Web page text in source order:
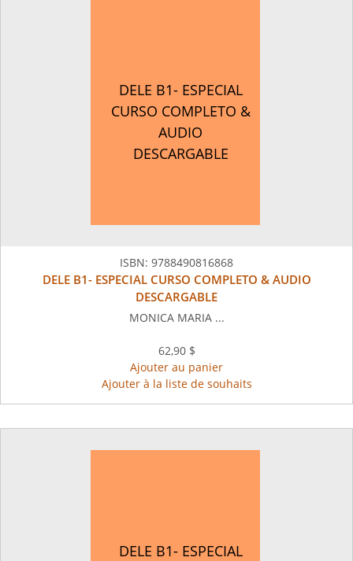
DELE B1- ESPECIAL
CURSO COMPLETO &
AUDIO
DESCARGABLE
ISBN: 9788490816868
DELE B1- ESPECIAL CURSO COMPLETO & AUDIO
DESCARGABLE
MONICA MARIA ...
62,90 $
Ajouter au panier
Ajouter à la liste de souhaits
DELE B1- ESPECIAL